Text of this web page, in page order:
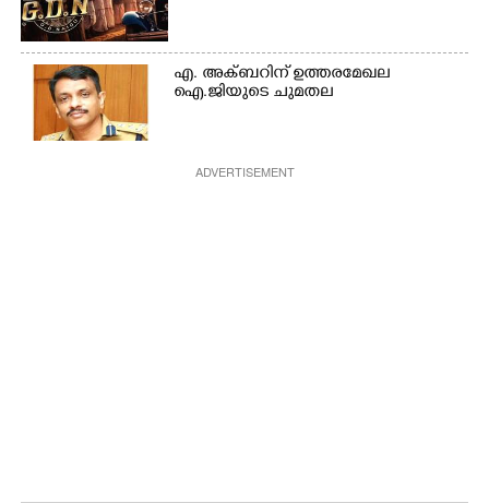
എ. അക്ബറിന് ഉത്തരമേഖല
ഐ.ജിയുടെ ചുമതല
ADVERTISEMENT